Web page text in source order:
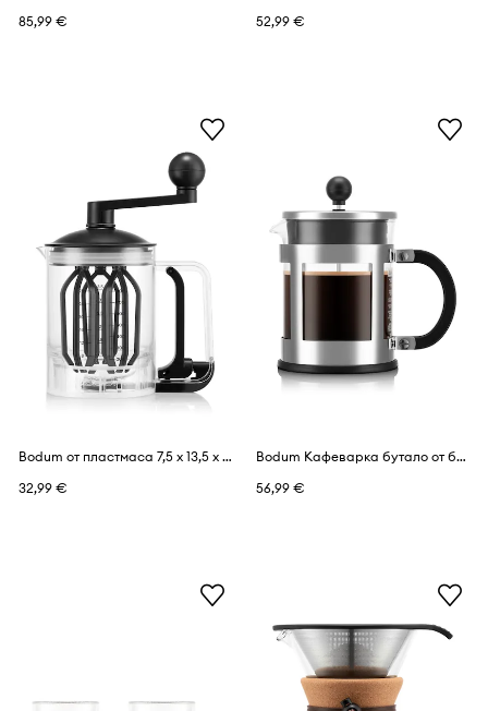
85,99 €
52,99 €
Bodum от пластмаса 7,5 x 13,5 x 18,10 cm
32,99 €
Bodum Кафеварка бутало от боросиликатно стъкло 0,5 l
56,99 €